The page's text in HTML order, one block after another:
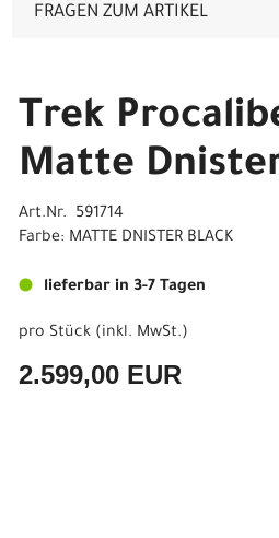
FRAGEN ZUM ARTIKEL
Trek
Matte
Art.Nr. 591714
Farbe: MATTE DNISTER BLACK
lieferbar in 3-7 Tagen
pro Stück (inkl. MwSt.)
2.599,00 EUR